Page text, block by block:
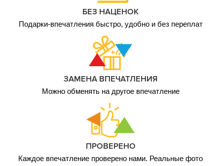
БЕЗ НАЦЕНОК
Подарки-впечатления быстро, удобно и без переплат
ЗАМЕНА ВПЕЧАТЛЕНИЯ
Можно обменять на другое впечатление
ПРОВЕРЕНО
Каждое впечатление проверено нами. Реальные фото